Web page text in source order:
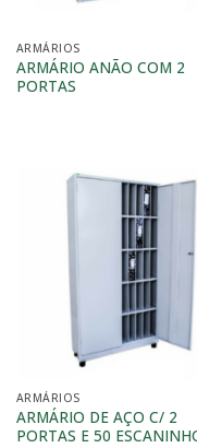
ARMÁRIOS
ARMÁRIO ANÃO COM 2
PORTAS
ARMÁRIOS
ARMÁRIO DE AÇO C/ 2
PORTAS E 50